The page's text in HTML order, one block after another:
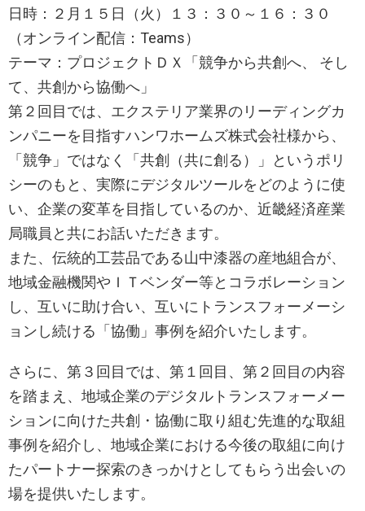
日時：２月１５日（火）１３：３０～１６：３０
（オンライン配信：Teams）
テーマ：プロジェクトＤＸ「競争から共創へ、 そし
て、共創から協働へ」
第２回目では、エクステリア業界のリーディングカ
ンパニーを目指すハンワホームズ株式会社様から、
「競争」ではなく「共創（共に創る）」というポリ
シーのもと、実際にデジタルツールをどのように使
い、企業の変革を目指しているのか、近畿経済産業
局職員と共にお話いただきます。
また、伝統的工芸品である山中漆器の産地組合が、
地域金融機関やＩＴベンダー等とコラボレーション
し、互いに助け合い、互いにトランスフォーメーシ
ョンし続ける「協働」事例を紹介いたします。
さらに、第３回目では、第１回目、第２回目の内容
を踏まえ、地域企業のデジタルトランスフォーメー
ションに向けた共創・協働に取り組む先進的な取組
事例を紹介し、地域企業における今後の取組に向け
たパートナー探索のきっかけとしてもらう出会いの
場を提供いたします。